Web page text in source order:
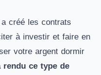
créé les contrats
à investir et faire en
votre argent dormir
rendu ce type de